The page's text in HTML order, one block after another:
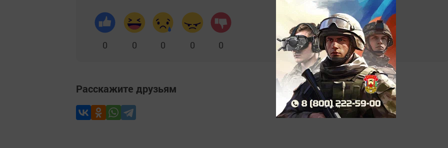
0 0 0 0 0
Расскажите друзьям